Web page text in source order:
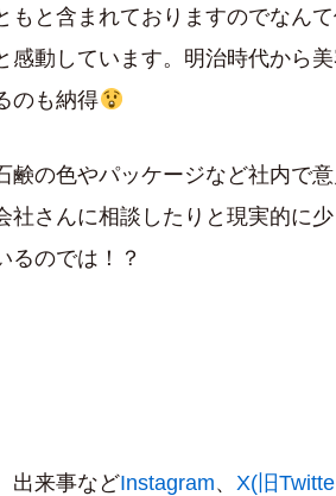
もと含まれておりますのでなん
動しています。明治時代から
のも納得
鹸の色やパッケージなど社内で
社さんに相談したりと現実的に
るのでは！？
出来事などInstagram、 X(旧